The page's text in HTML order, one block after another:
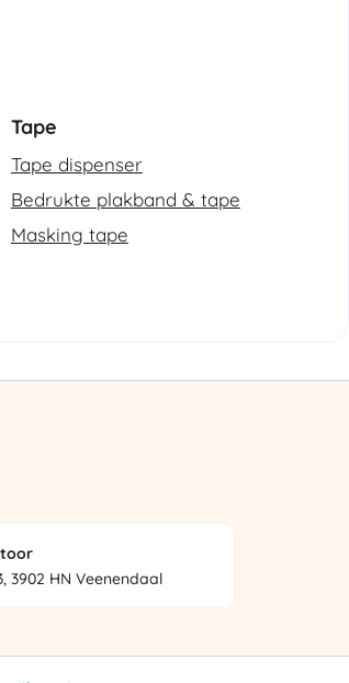
Tape
Tape dispenser
Bedrukte plakband & tape
Masking tape
3902 HN Veenendaal